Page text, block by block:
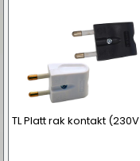
TL Platt rak kontakt